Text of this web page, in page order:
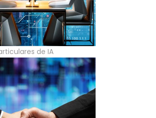
de IA